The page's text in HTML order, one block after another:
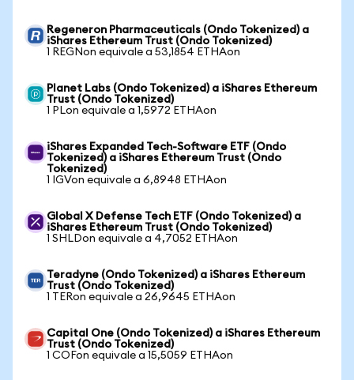
Regeneron Pharmaceuticals (Ondo Tokenized) a
iShares Ethereum Trust (Ondo Tokenized)
1 REGNon equivale a 53,1854 ETHAon
Planet Labs (Ondo Tokenized) a iShares Ethereum
Trust (Ondo Tokenized)
1 PLon equivale a 1,5972 ETHAon
iShares Expanded Tech-Software ETF (Ondo
Tokenized) a iShares Ethereum Trust (Ondo
Tokenized)
1 IGVon equivale a 6,8948 ETHAon
Global X Defense Tech ETF (Ondo Tokenized) a
iShares Ethereum Trust (Ondo Tokenized)
1 SHLDon equivale a 4,7052 ETHAon
Teradyne (Ondo Tokenized) a iShares Ethereum
Trust (Ondo Tokenized)
1 TERon equivale a 26,9645 ETHAon
Capital One (Ondo Tokenized) a iShares Ethereum
Trust (Ondo Tokenized)
1 COFon equivale a 15,5059 ETHAon